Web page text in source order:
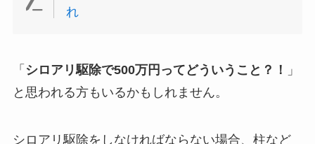
れ
「 シロアリ駆除で500万円ってどういうこと？！
」
と思われる方もいるかもしれません。
シロアリ駆除をしなければならない場合、柱など